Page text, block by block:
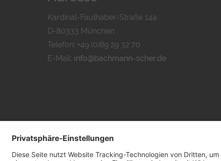
Kardinal-Faulhaber-Straße 14a
D-80333 München
Telefon: +49 (0)89 29 32 70
E-Mail: info@bachmann-scher.de